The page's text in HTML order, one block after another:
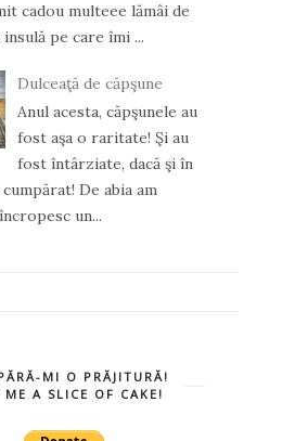
cadou multeee lămâi de
pe care îmi ...
Dulceaţă de căpşune
Anul acesta, căpşunele au
fost aşa o raritate! Şi au
fost întârziate, dacă şi în
De abia am
un...
MI O PRĂJITURĂ!
ME A SLICE OF CAKE!